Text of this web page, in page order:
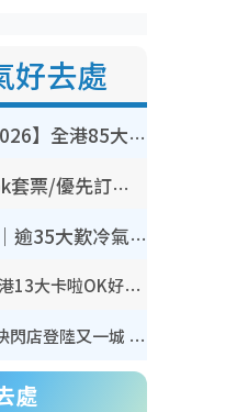
好去處
【8月生日優惠2026】全港85大食買玩著數攻略 自助餐/火鍋放題同行免費＋誠品/DONKI送現金券
人夫集團｜Klook套票/優先訂票/公開發售搶飛攻略！附票價.購票連結.場地座位表
香港室內好去處｜逾35大歎冷氣室內好去處推介 室內活動免費避雨無懼落雨
唱K推介2026︱全港13大卡啦OK好去處！最平$36起 日文K都有！(附地址+收費詳情)
小熊維尼100週年快閃店登陸又一城 重現百畝森林經典場景／獨家限定盲盒登場／專屬DIY香水
處